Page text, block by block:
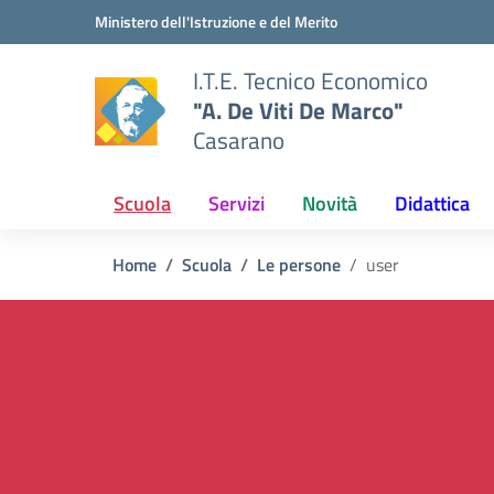
Vai ai contenuti
Vai al menu di navigazioneMinistero dell'Istruzione e del Merito
I.T.E. Tecnico Economico
"A. De Viti De Marco"
Casarano
Scuola Servizi Novità Didattica
Home Scuola Le persone user